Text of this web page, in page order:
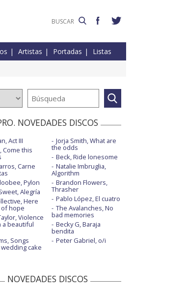
Artistas Portadas Listas
NOVEDADES DISCOS
Act III
Come this
Carne
Pylon
Alegría
Here
hope
Violence
a beautiful
Songs
cake
Jorja Smith, What are
the odds
Beck, Ride lonesome
Natalie Imbruglia,
Algorithm
Brandon Flowers,
Thrasher
Pablo López, El cuatro
The Avalanches, No
bad memories
Becky G, Baraja
bendita
Peter Gabriel, o/i
NOVEDADES DISCOS